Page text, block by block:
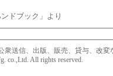
ドブック」より
衆送信、出版、販売、貸与、改変
co.,Ltd. All rights reserved.